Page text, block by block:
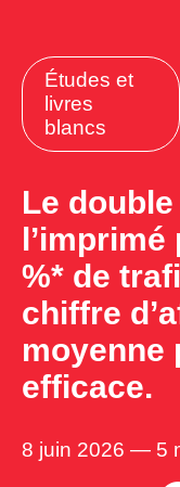
Études et
livres
blancs
Le
%* de
chiffre
moyenne
efficace.
8 juin 2026 — 5